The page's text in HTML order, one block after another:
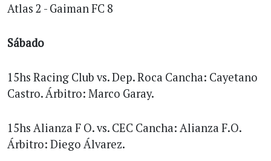
Atlas 2 - Gaiman FC 8
Sábado
15hs Racing Club vs. Dep. Roca Cancha: Cayetano
Castro. Árbitro: Marco Garay.
15hs Alianza F O. vs. CEC Cancha: Alianza F.O.
Árbitro: Diego Álvarez.